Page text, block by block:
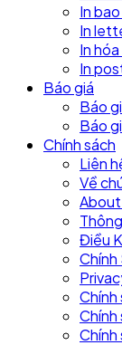
In
In
In
In
Báo giá
Báo
Báo
Chính sách
Liên
Về
About
Điều
Chính
Chính
Chính
Chính